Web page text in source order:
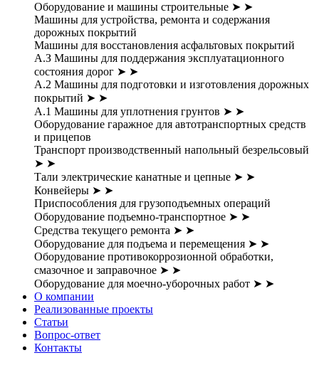
Оборудование и машины строительные ➤ ➤
Машины для устройства, ремонта и содержания
дорожных покрытий
Машины для восстановления асфальтовых покрытий
А.З Машины для поддержания эксплуатационного
состояния дорог ➤ ➤
А.2 Машины для подготовки и изготовления дорожных
покрытий ➤ ➤
А.1 Машины для уплотнения грунтов ➤ ➤
Оборудование гаражное для автотранспортных средств
и прицепов
Транспорт производственный напольный безрельсовый
➤ ➤
Тали электрические канатные и цепные ➤ ➤
Конвейеры ➤ ➤
Приспособления для грузоподъемных операций
Оборудование подъемно-транспортное ➤ ➤
Средства текущего ремонта ➤ ➤
Оборудование для подъема и перемещения ➤ ➤
Оборудование противокоррозионной обработки,
смазочное и заправочное ➤ ➤
Оборудование для моечно-уборочных работ ➤ ➤
О компании
Реализованные проекты
Статьи
Вопрос-ответ
Контакты